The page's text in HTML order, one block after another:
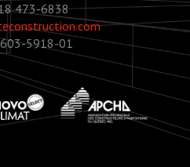
473-6838
5918-01